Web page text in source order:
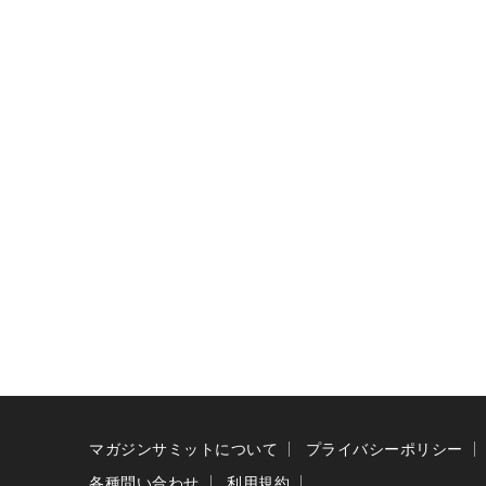
マガジンサミットについて プライバシーポリシー